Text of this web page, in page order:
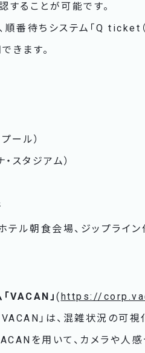
することが可能です。
番待ちシステム「Q ticket
きます。
ール）
スタジアム）
テル朝食会場、ジップライン
VACAN」 ( https://
VACAN」は、混雑状況の可
を用いて、カメラや人